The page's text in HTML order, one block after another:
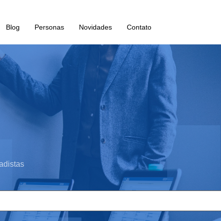
Blog Personas Novidades Contato